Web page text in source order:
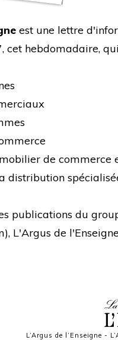
est une lettre
cet hebdomadaire,
de commerce
distribution
publications du
), L'Argus de
L’Argus de l’Enseigne -